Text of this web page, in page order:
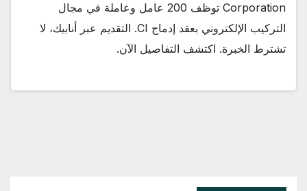
Corporation توظف 200 عامل وعاملة في مجال
التركيب الإلكتروني بعقد إدماج CI. التقديم عبر أنابيك، لا
تشترط الخبرة. اكتشف التفاصيل الآن.